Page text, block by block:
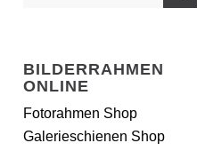
BILDERRAHMEN
ONLINE
Fotorahmen Shop
Galerieschienen Shop